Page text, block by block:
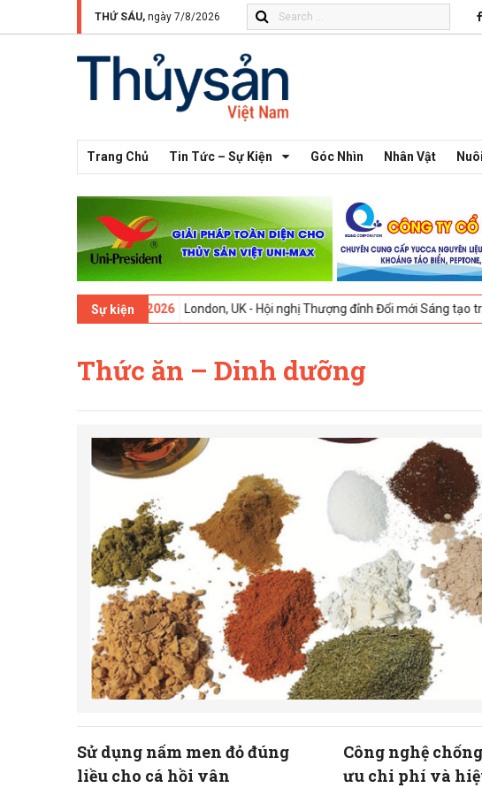
THỨ SÁU, ngày 7/8/2026
Trang Chủ Tin Tức – Sự Kiện Góc Nhìn Nhân Vật
Sự kiện
09-02-2026 London, UK - Hội nghị Thượng đỉnh Đổi mới Sáng tạo trong
Thức ăn – Dinh dưỡng
Sử dụng nấm men đỏ đúng
liều cho cá hồi vân
Công nghệ
ưu chi phí và hiệu quả thức